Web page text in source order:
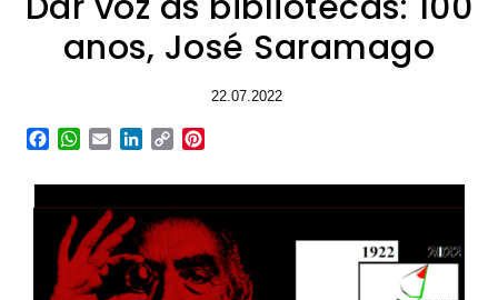
anos, José Saramago
22.07.2022
Facebook
WhatsApp
EmailLinkedIn
Copy